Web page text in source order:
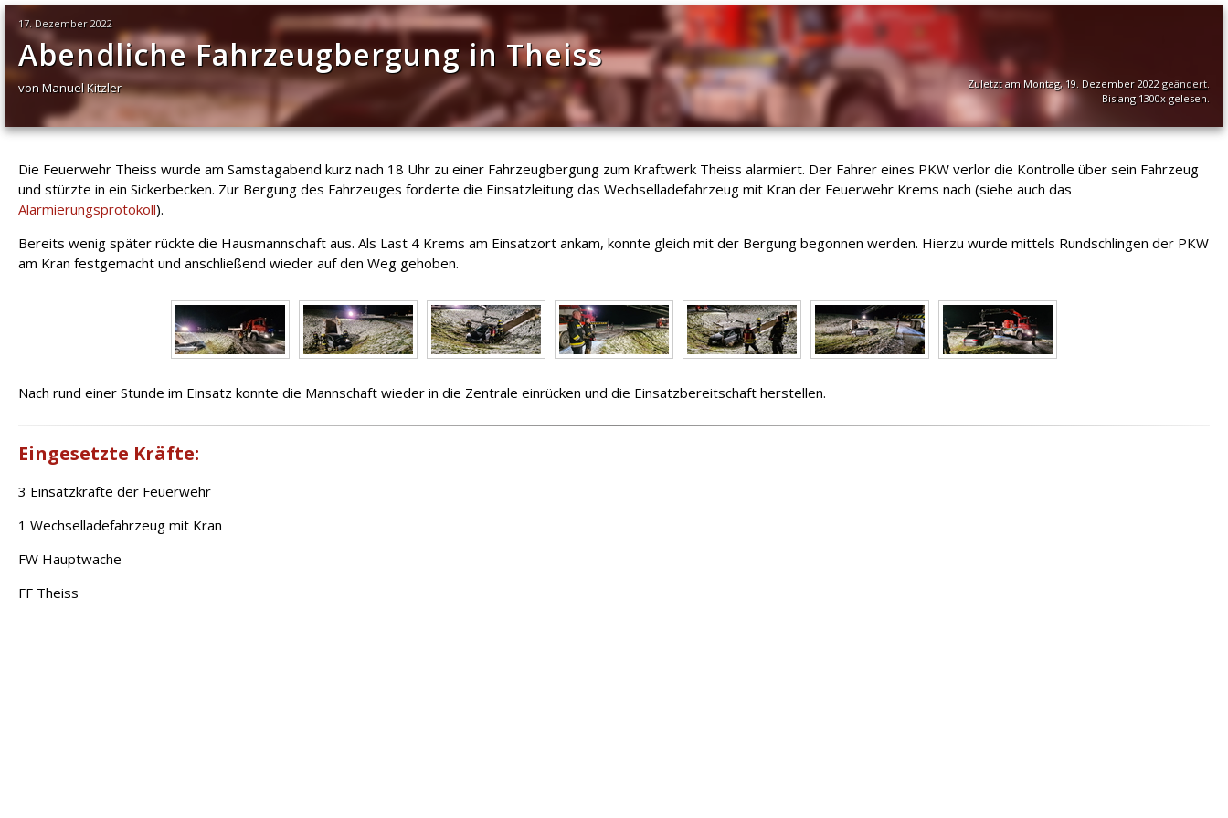
17. Dezember 2022
Abendliche Fahrzeugbergung in Theiss
von Manuel Kitzler Zuletzt am Montag, 19. Dezember 2022 geändert.
Bislang 1300x gelesen.
Die Feuerwehr Theiss wurde am Samstagabend kurz nach 18 Uhr zu einer Fahrzeugbergung zum Kraftwerk Theiss alarmiert. Der Fahrer eines PKW verlor die Kontrolle über sein Fahrzeug
und stürzte in ein Sickerbecken. Zur Bergung des Fahrzeuges forderte die Einsatzleitung das Wechselladefahrzeug mit Kran der Feuerwehr Krems nach (siehe auch das
Alarmierungsprotokoll).
Bereits wenig später rückte die Hausmannschaft aus. Als Last 4 Krems am Einsatzort ankam, konnte gleich mit der Bergung begonnen werden. Hierzu wurde mittels Rundschlingen der PKW
am Kran festgemacht und anschließend wieder auf den Weg gehoben.
Nach rund einer Stunde im Einsatz konnte die Mannschaft wieder in die Zentrale einrücken und die Einsatzbereitschaft herstellen.
Eingesetzte Kräfte:
3 Einsatzkräfte der Feuerwehr
1 Wechselladefahrzeug mit Kran
FW Hauptwache
FF Theiss